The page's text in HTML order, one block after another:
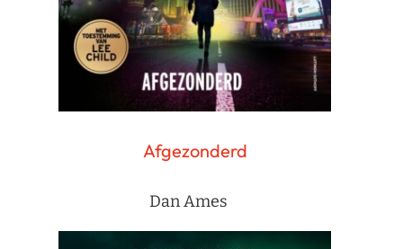
Afgezonderd
Dan Ames